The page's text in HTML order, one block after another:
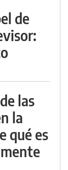
de
las
la
qué es